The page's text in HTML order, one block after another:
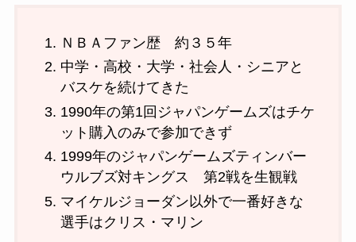
ＮＢＡファン歴 約３５年
中学・高校・大学・社会人・シニアと
バスケを続けてきた
1990年の第1回ジャパンゲームズはチケ
ット購入のみで参加できず
1999年のジャパンゲームズティンバー
ウルブズ対キングス 第2戦を生観戦
マイケルジョーダン以外で一番好きな
選手はクリス・マリン